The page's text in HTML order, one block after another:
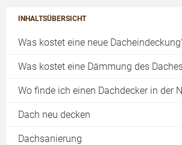
INHALTSÜBERSICHT
Was kostet eine neue
Was kostet eine Dämmung des
Wo finde ich einen Dachdecker in der
Dach neu decken
Dachsanierung